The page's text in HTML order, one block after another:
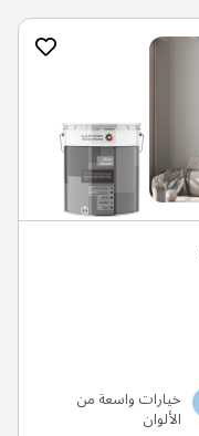
خيارات واسعة من
الألوان